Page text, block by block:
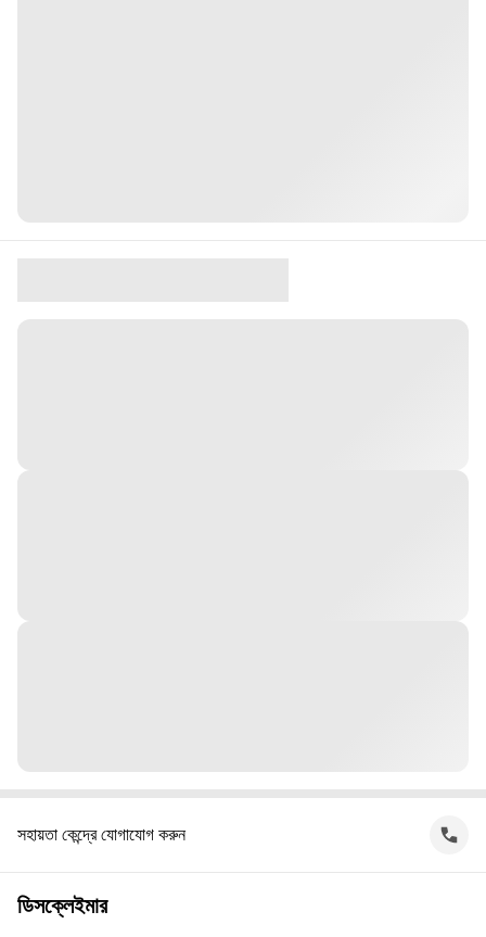
সহায়তা কেন্দ্রে যোগাযোগ করুন
ডিসক্লেইমার